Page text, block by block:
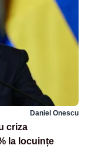
Daniel Onescu
criza
la locuințe